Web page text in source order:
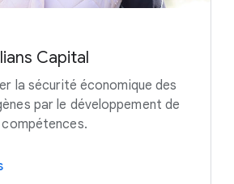
Capital
la sécurité économique des
par le développement de